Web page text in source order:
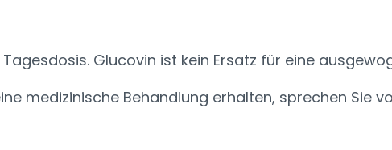
Glucovin ist kein Ersatz für eine
medizinische Behandlung erhalten, sprechen Sie